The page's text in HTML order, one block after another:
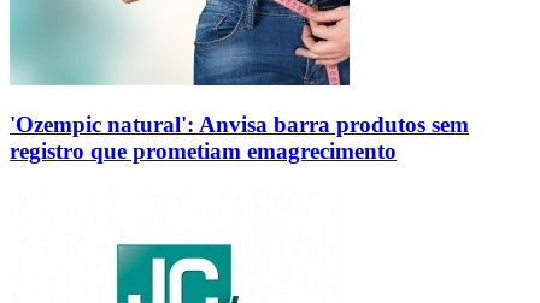
'Ozempic natural': Anvisa barra produtos sem
registro que prometiam emagrecimento